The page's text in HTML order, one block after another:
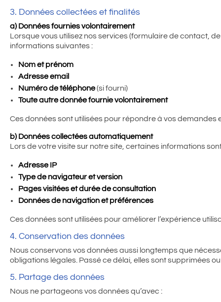
3. Données collectées et finalités
a) Données fournies volontairement
Lorsque vous utilisez nos services (formulaire de contact,
informations suivantes :
Nom et prénom
Adresse email
Numéro de téléphone(si fourni)
Toute autre donnée fournie volontairement
Ces données sont utilisées pour répondre à vos
b) Données collectées automatiquement
Lors de votre visite sur notre site, certaines informations
Adresse IP
Type de navigateur et version
Pages visitées et durée de consultation
Données de navigation et préférences
Ces données sont utilisées pour améliorer l’expérience
4. Conservation des données
Nous conservons vos données aussi longtemps que
obligations légales. Passé ce délai, elles sont supprimées
5. Partage des données
Nous ne partageons vos données qu’avec :